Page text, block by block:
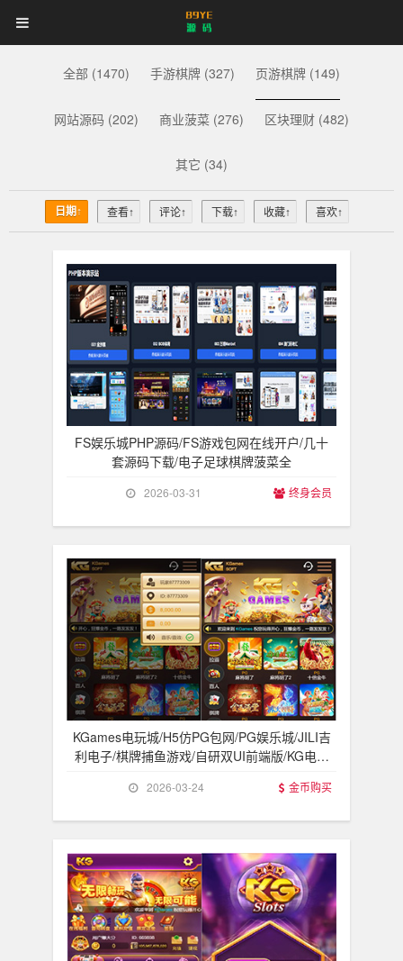
89YE
源
码
89YE 首页
破解软件 视频教程
登录 注册 登注不正常？
全部 (1470) 手游棋牌 (327) 页游棋牌 (149)
网站源码 (202) 商业菠菜 (276) 区块理财 (482)
其它 (34)
日期↑ 查看↑ 评论↑ 下载↑ 收藏↑ 喜欢↑
FS娱乐城PHP源码/FS游戏包网在线开户/几十
套源码下载/电子足球棋牌菠菜全
2026-03-31 终身会员
KGames电玩城/H5仿PG包网/PG娱乐城/JILI吉
利电子/棋牌捕鱼游戏/自研双UI前端版/KG电子
2026-03-24 金币购买